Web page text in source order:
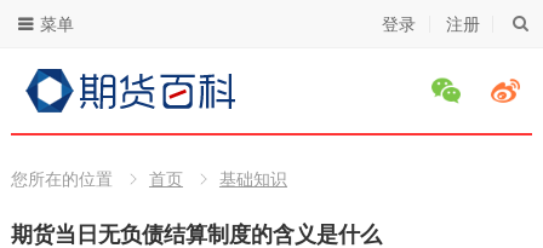
登录 注册
菜单
您所在的位置 首页 基础知识
期货当日无负债结算制度的含义是什么